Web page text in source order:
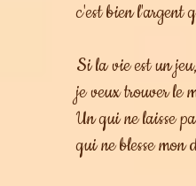
c'est bien l'argent
Si la vie est un jeu,
je veux trouver le
Un qui ne laisse
qui ne blesse mon